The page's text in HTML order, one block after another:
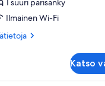
1 suuri parisänky
Ilmainen Wi-Fi
Katso